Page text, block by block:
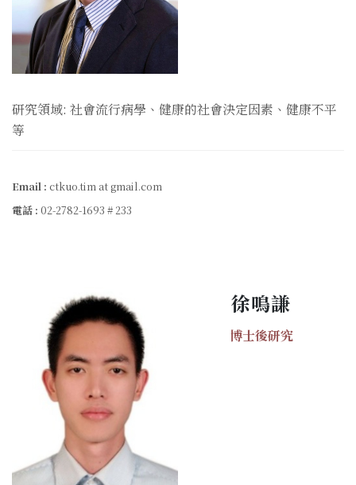
研究領域: 社會流行病學、健康的社會決定因素、健康不平
等
Email : ctkuo.tim at gmail.com
電話 : 02-2782-1693 # 233
徐鳴謙
博士後研究